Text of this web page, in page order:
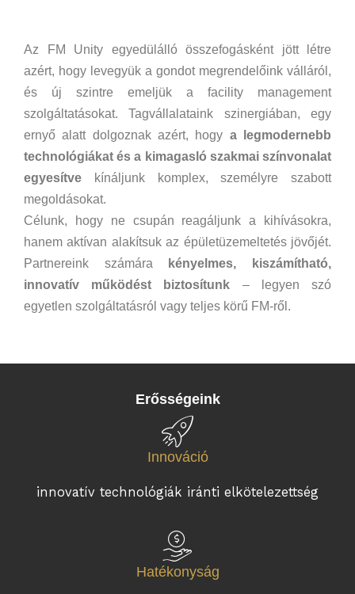
Az FM Unity egyedülálló összefogásként jött létre
azért, hogy levegyük a gondot megrendelőink válláról,
és új szintre emeljük a facility management
szolgáltatásokat. Tagvállalataink szinergiában, egy
ernyő alatt dolgoznak azért, hogy a legmodernebb
technológiákat és a kimagasló szakmai színvonalat
egyesítve kínáljunk komplex, személyre szabott
megoldásokat.
Célunk, hogy ne csupán reagáljunk a kihívásokra,
hanem aktívan alakítsuk az épületüzemeltetés jövőjét.
Partnereink számára kényelmes, kiszámítható,
innovatív működést biztosítunk – legyen szó
egyetlen szolgáltatásról vagy teljes körű FM-ről.
Erősségeink
Innováció
innovatív technológiák iránti elkötelezettség
Hatékonyság